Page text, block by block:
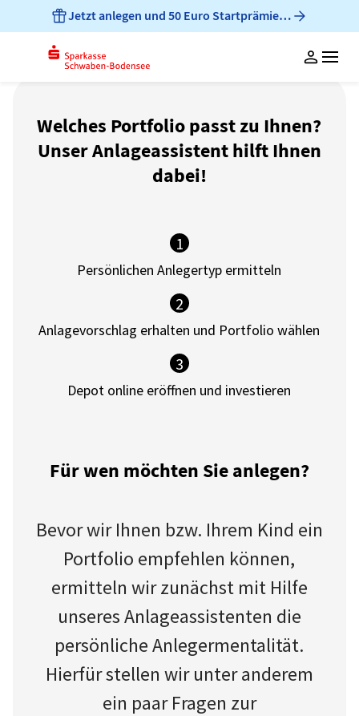
Jetzt anlegen und 50 Euro Startprämie sichern!
Anlagekonzept
Select
Select ESG
Investmentthemen
Services
Der Anlageschutz
Der Autopilot
Der Anlageassistent
Unternehmen
Login
Welches Portfolio passt zu Ihnen?
Unser Anlageassistent hilft Ihnen
dabei!
1
Persönlichen Anlegertyp ermitteln
2
Anlagevorschlag erhalten und Portfolio wählen
3
Depot online eröffnen und investieren
Für wen möchten Sie anlegen?
Bevor wir Ihnen bzw. Ihrem Kind ein
Portfolio empfehlen können,
ermitteln wir zunächst mit Hilfe
unseres Anlageassistenten die
persönliche Anlegermentalität.
Hierfür stellen wir unter anderem
ein paar Fragen zur